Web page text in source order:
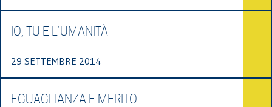
IO, TU E L’UMANITÀ
29 SETTEMBRE 2014
EGUAGLIANZA E MERITO